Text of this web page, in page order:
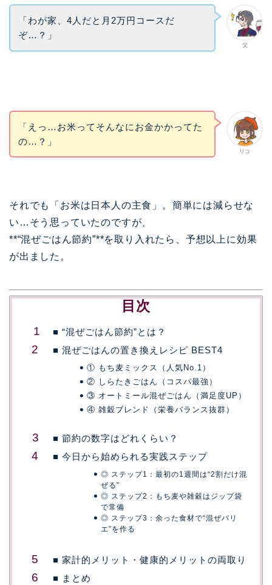
父
「わが家、4人だと月2万円コースだ
ぞ…？」
リコ
「えっ…お米ってそんなにお金かかってた
の…？」
それでも「お米は日本人の主食」。簡単には減らせな
い…そう思っていたのですが、
**“混ぜごはん節約”**を取り入れたら、予想以上に効果
が出ました。
目次
■ “混ぜごはん節約”とは？
■ 混ぜごはんの置き換えレシピ BEST4
① もち麦ミックス（人気No.1）
② しらたきごはん（コスパ最強）
③ オートミール混ぜごはん（満足度UP）
④ 雑穀ブレンド（栄養バランス抜群）
■ 節約の数字はどれくらい？
■ 今日から始められる実践ステップ
◎ ステップ1：最初の1週間は“2割だけ混
ぜる”
◎ ステップ2：もち麦や雑穀はジップ袋
で常備
◎ ステップ3：余った食材で“混ぜバリ
エ”を作る
■ 家計的メリット・健康的メリットの両取り
■ まとめ